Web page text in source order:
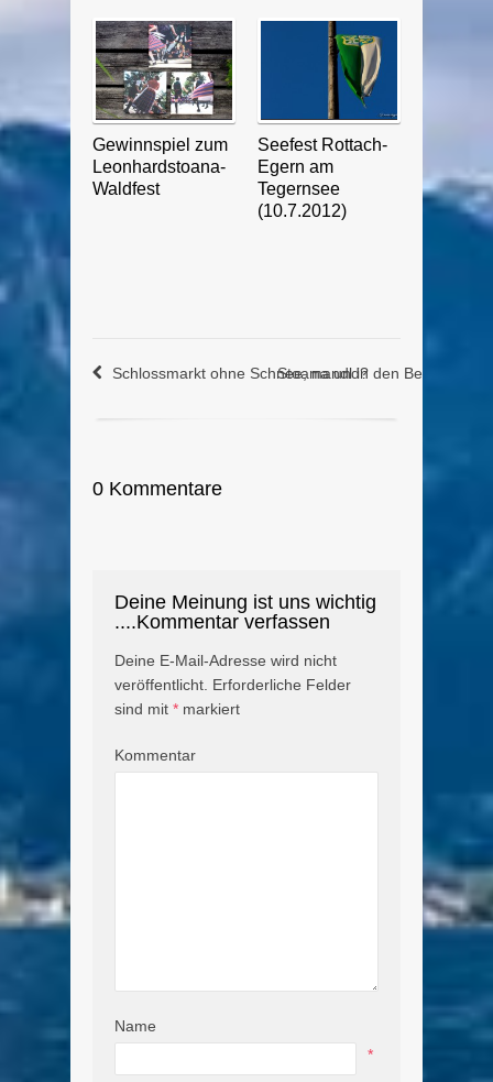
Gewinnspiel zum
Leonhardstoana-
Waldfest
Seefest Rottach-
Egern am
Tegernsee
(10.7.2012)
Schlossmarkt ohne Schnee, na und?
Stoamandl in den Bergen
0 Kommentare
Deine Meinung ist uns wichtig
....Kommentar verfassen
Deine E-Mail-Adresse wird nicht
veröffentlicht. Erforderliche Felder
sind mit * markiert
Kommentar
Name
*